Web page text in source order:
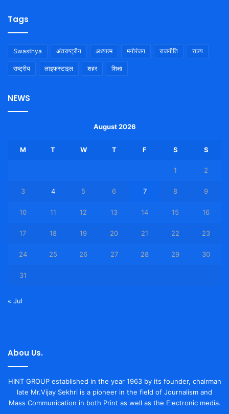
Tags
Swasthya अंतराष्ट्रीय अध्यात्म मनोरंजन राजनीति राज्य
राष्ट्रीय लाइफस्टाइल शहर शिक्षा
NEWS
August 2026
M T W T F S S
1 2
3 4 5 6 7 8 9
10 11 12 13 14 15 16
17 18 19 20 21 22 23
24 25 26 27 28 29 30
31
« Jul
Abou Us.
HINT GROUP established in the year 1963 by its founder, chairman
late Mr.Vijay Sekhri is a pioneer in the field of Journalism and
Mass Communication in both Print as well as the Electronic media.